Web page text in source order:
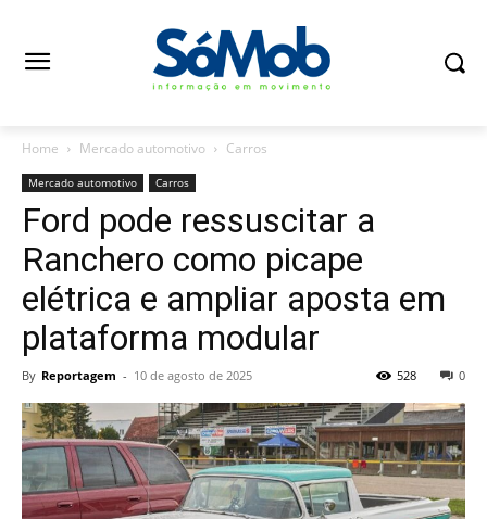
Home Mercado automotivo Carros
Mercado automotivo Carros
Ford pode ressuscitar a
Ranchero como picape
elétrica e ampliar aposta em
plataforma modular
By Reportagem - 10 de agosto de 2025 0
528